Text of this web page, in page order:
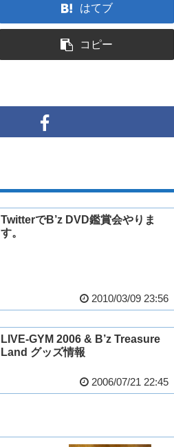
はてブ
コピー
TwitterでB’z DVD鑑賞会やりま
す。
2010/03/09 23:56
LIVE-GYM 2006 & B’z Treasure
Land グッズ情報
2006/07/21 22:45